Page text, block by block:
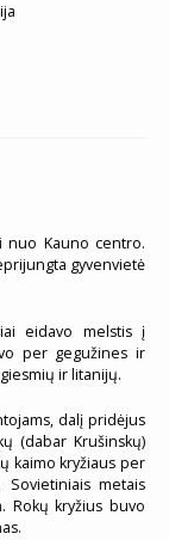
nuo Kauno centro.
gyvenvietė
eidavo melstis į
per gegužines ir
ir litanijų.
dalį pridėjus
(dabar Krušinskų)
kaimo kryžiaus per
Sovietiniais metais
Rokų kryžius buvo